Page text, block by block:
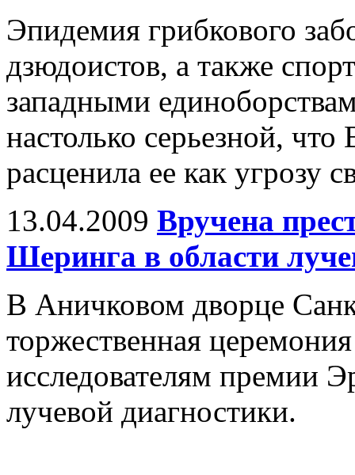
Эпидемия грибкового
дзюдоистов, а также
западными
настолько серьезной,
расценила ее как угрозу
13.04.2009 Вручена
Шеринга в области
В Аничковом дворце
торжественная
исследователям премии
лучевой диагностики.